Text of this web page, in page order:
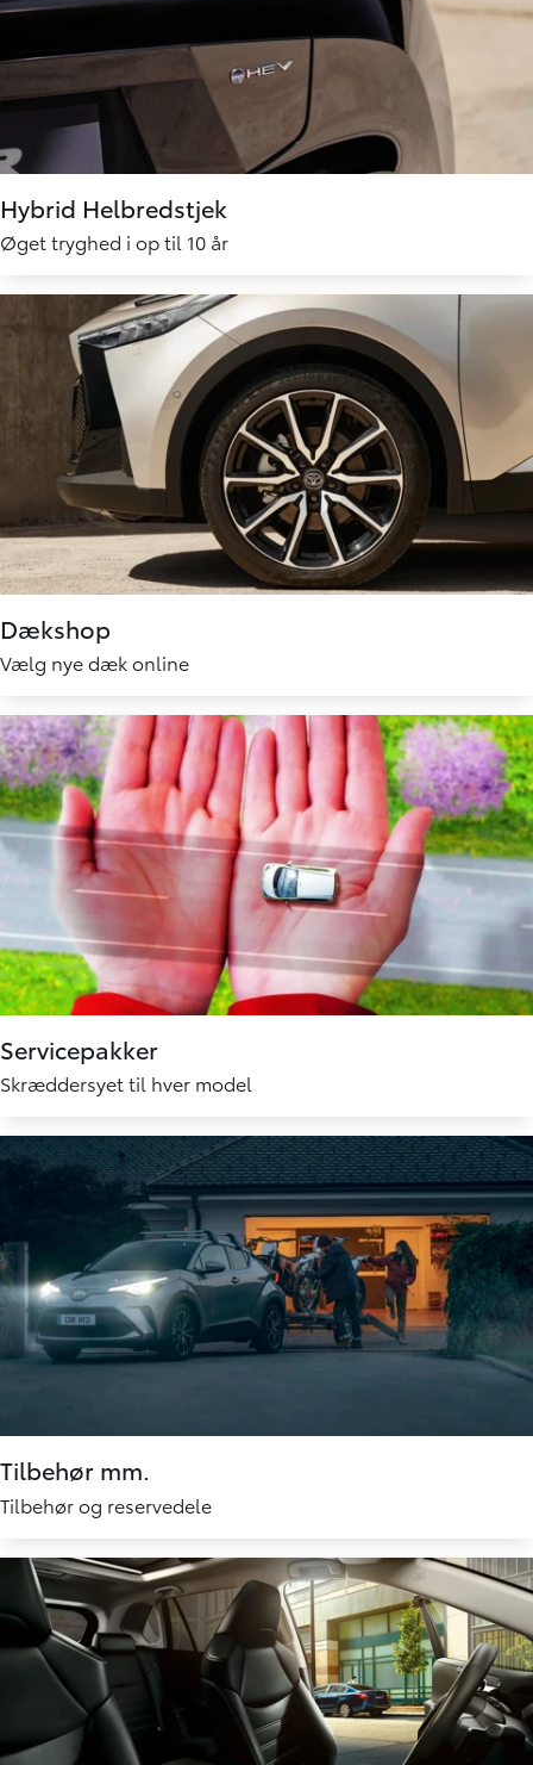
Hybrid Helbredstjek
Øget tryghed i op til 10 år
Dækshop
Vælg nye dæk online
Servicepakker
Skræddersyet til hver model
Tilbehør mm.
Tilbehør og reservedele